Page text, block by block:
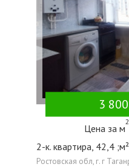
3
Цена за м
2
2-к. квартира, 42,4
Ростовская обл, г. г